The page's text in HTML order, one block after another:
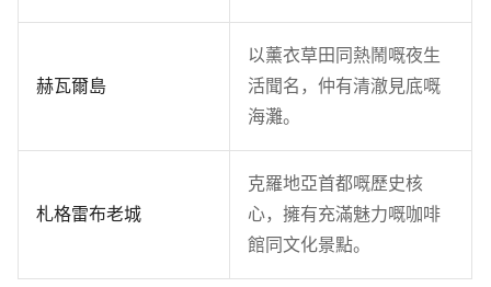
赫瓦爾島
以薰衣草田同熱鬧嘅夜生
活聞名，仲有清澈見底嘅
海灘。
札格雷布老城
克羅地亞首都嘅歷史核
心，擁有充滿魅力嘅咖啡
館同文化景點。